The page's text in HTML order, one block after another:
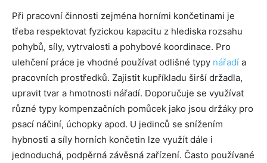
Při pracovní činnosti zejména horními končetinami je
třeba respektovat fyzickou kapacitu z hlediska rozsahu
pohybů, síly, vytrvalosti a pohybové koordinace. Pro
ulehčení práce je vhodné používat odlišné typy nářadí a
pracovních prostředků. Zajistit kupříkladu širší držadla,
upravit tvar a hmotnosti nářadí. Doporučuje se využívat
různé typy kompenzačních pomůcek jako jsou držáky pro
psací náčiní, úchopky apod. U jedinců se snížením
hybnosti a síly horních končetin lze využít dále i
jednoduchá, podpěrná závěsná zařízení. Často používané